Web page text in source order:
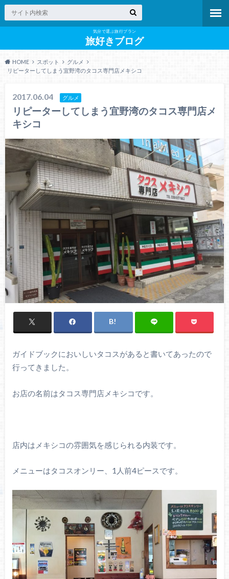
気分で選ぶ旅行プラン
旅好きブログ
HOME スポット
グルメ
リピーターしてしまう宜野湾のタコス専門店メキシコ
2017.06.04 グルメ
リピーターしてしまう宜野湾のタコス専門店メ
キシコ
ガイドブックにおいしいタコスがあると書いてあったので
行ってきました。
お店の名前はタコス専門店メキシコです。
店内はメキシコの雰囲気を感じられる内装です。
メニューはタコスオンリー、1人前4ピースです。